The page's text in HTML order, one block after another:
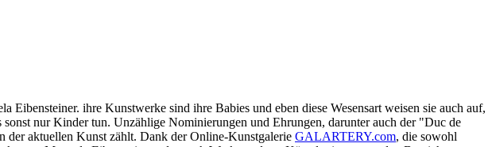
ihre Kunstwerke sind ihre Babies und eben diese Wesensart weisen sie auch auf,
nur Kinder tun. Unzählige Nominierungen und Ehrungen, darunter auch der "Duc de
der aktuellen Kunst zählt. Dank der Online-Kunstgalerie GALARTERY.com, die sowohl